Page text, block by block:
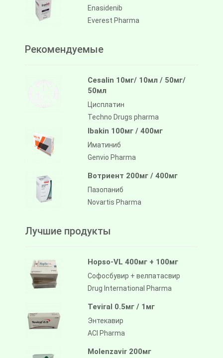
Enasidenib
Everest Pharma
Рекомендуемые
Cesalin 10мг/ 10мл / 50мг/
50мл
Цисплатин
Techno Drugs pharma
Ibakin 100мг / 400мг
Иматиниб
Genvio Pharma
Вотриент 200мг / 400мг
Пазопаниб
Novartis Pharma
Лучшие продукты
Hopso-VL 400мг + 100мг
Софосбувир + велпатасвир
Drug International Pharma
Teviral 0.5мг / 1мг
Энтекавир
ACI Pharma
Molenzavir 200мг